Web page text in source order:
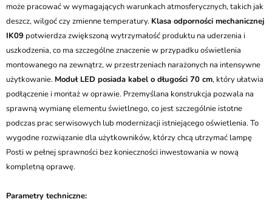
może pracować w wymagających warunkach atmosferycznych, takich jak
deszcz, wilgoć czy zmienne temperatury. Klasa odporności mechanicznej
IK09 potwierdza zwiększoną wytrzymałość produktu na uderzenia i
uszkodzenia, co ma szczególne znaczenie w przypadku oświetlenia
montowanego na zewnątrz, w przestrzeniach narażonych na intensywne
użytkowanie. Moduł LED posiada kabel o długości 70 cm, który ułatwia
podłączenie i montaż w oprawie. Przemyślana konstrukcja pozwala na
sprawną wymianę elementu świetlnego, co jest szczególnie istotne
podczas prac serwisowych lub modernizacji istniejącego oświetlenia. To
wygodne rozwiązanie dla użytkowników, którzy chcą utrzymać lampę
Posti w pełnej sprawności bez konieczności inwestowania w nową
kompletną oprawę.
Parametry techniczne: